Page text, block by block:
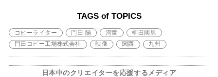
TAGS of TOPICS
コピーライター 門田 陽 河童
柳田國男
門田コピー工場株式会社
映像 関西 九州
日本中のクリエイターを応援するメディア